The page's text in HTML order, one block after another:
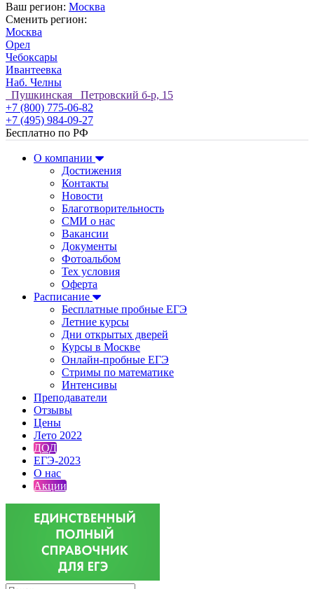
Ваш регион: Москва
Сменить регион:
Москва
Орел
Чебоксары
Ивантеевка
Наб. Челны
Пушкинская Петровский б-р, 15
+7 (800) 775-06-82
+7 (495) 984-09-27
Бесплатно по РФ
О компании
Достижения
Контакты
Новости
Благотворительность
СМИ о нас
Вакансии
Документы
Фотоальбом
Тех условия
Оферта
Расписание
Бесплатные пробные ЕГЭ
Летние курсы
Дни открытых дверей
Курсы в Москве
Онлайн-пробные ЕГЭ
Стримы по математике
Интенсивы
Преподаватели
Отзывы
Цены
Лето 2022
ДОД
ЕГЭ-2023
О нас
Акции